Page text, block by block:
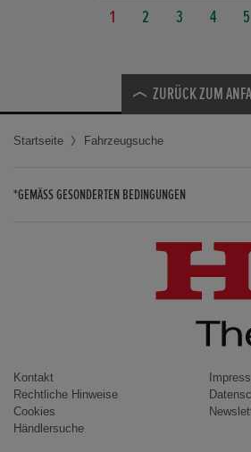
1 2 3 4 5
ZURÜCK ZUM
Startseite Fahrzeugsuche
*GEMÄSS GESONDERTEN BEDINGUNGEN
CIVIC / CIVIC LIMOUSINE
INSIGHT
ACCORD
Kontakt
Rechtliche Hinweise
Cookies
Händlersuche